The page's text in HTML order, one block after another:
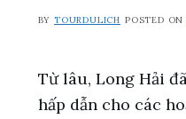
BY TOURDULICH POSTED ON
Từ lâu, Long Hải
hấp dẫn cho các